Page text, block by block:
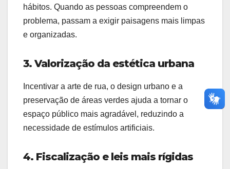
hábitos. Quando as pessoas compreendem o
problema, passam a exigir paisagens mais limpas
e organizadas.
3. Valorização da estética urbana
Incentivar a arte de rua, o design urbano e a
preservação de áreas verdes ajuda a tornar o
espaço público mais agradável, reduzindo a
necessidade de estímulos artificiais.
4. Fiscalização e leis mais rígidas